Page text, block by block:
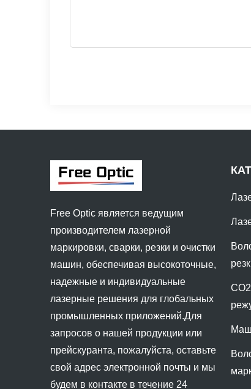
Free Optic является ведущим
производителем лазерной
маркировки, сварки, резки и очистки
машин, обеспечивая высокоточные,
надежные и индивидуальные
лазерные решения для глобальных
промышленных приложений.Для
запросов о нашей продукции или
прейскуранта, пожалуйста, оставьте
свой адрес электронной почты и мы
будем в контакте в течение 24